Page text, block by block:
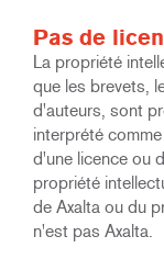
Pas de
La propriété
que les brevets,
d'auteurs, sont
interprété
d'une licence ou
propriété
de Axalta ou du
n'est pas Axalta.